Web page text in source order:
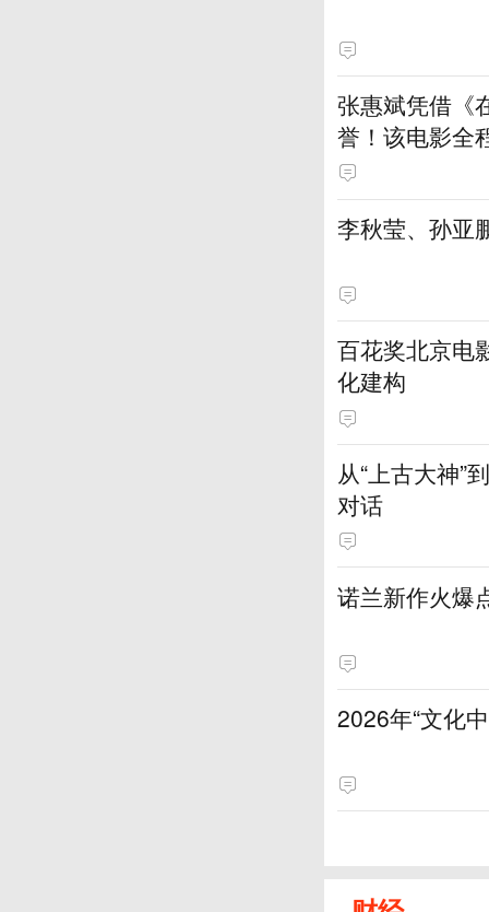
张惠斌凭借《
誉！该电影全
土演员
李秋莹、孙亚
百花奖北京电
化建构
从“上古大神”
对话
诺兰新作火爆
2026年“文化